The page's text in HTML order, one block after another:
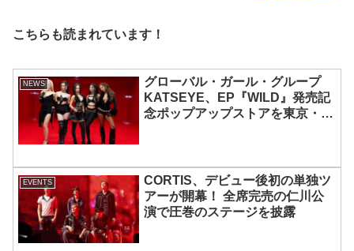
こちらも読まれています！
NEWS
グローバル・ガール・グループ
KATSEYE、EP『WILD』発売記
念ポップアップストアを東京・原
EVENTS
CORTIS、デビュー後初の単独ツ
アーが開幕！ 全席完売の仁川公
演で圧巻のステージを披露